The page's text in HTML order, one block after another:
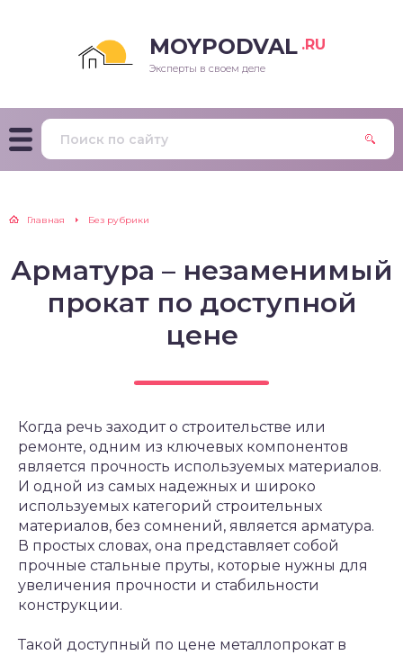
MOYPODVAL .RU
Эксперты в своем деле
Главная Без рубрики
Арматура – незаменимый
прокат по доступной
цене
Когда речь заходит о строительстве или
ремонте, одним из ключевых компонентов
является прочность используемых материалов.
И одной из самых надежных и широко
используемых категорий строительных
материалов, без сомнений, является арматура.
В простых словах, она представляет собой
прочные стальные пруты, которые нужны для
увеличения прочности и стабильности
конструкции.
Такой доступный по цене металлопрокат в